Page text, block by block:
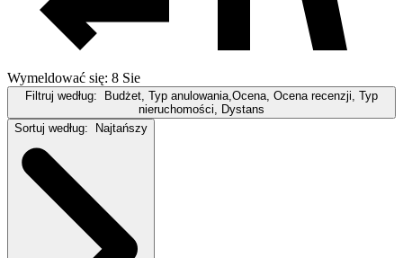
Wymeldować się: 8 Sie
Filtruj według:
Budżet, Typ anulowania,Ocena, Ocena recenzji, Typ
nieruchomości, Dystans
Sortuj według:
Najtańszy